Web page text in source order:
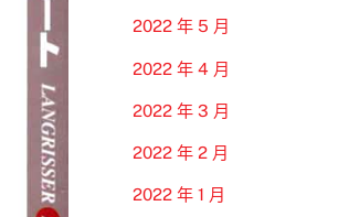
2022 年 5 月
2022 年 4 月
2022 年 3 月
2022 年 2 月
2022 年 1 月